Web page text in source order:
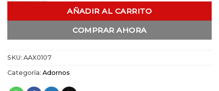
AÑADIR AL CARRITO
COMPRAR AHORA
SKU: AAX0107
Categoría: Adornos